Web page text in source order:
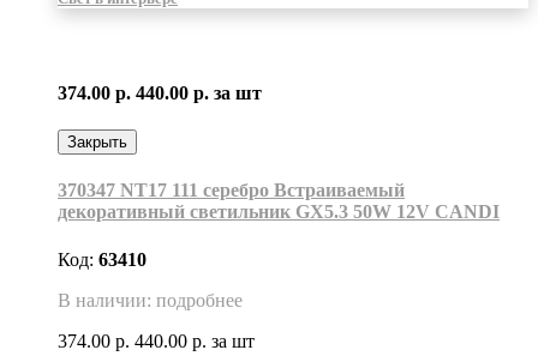
374.00 р. 440.00 р. за шт
Закрыть
370347 NT17 111 серебро Встраиваемый
декоративный светильник GX5.3 50W 12V CANDI
Код: 63410
В наличии: подробнее
374.00 р. 440.00 р. за шт